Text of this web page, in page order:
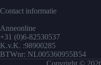
Contact informatie
Anneonline
+31 (0)6-82530537
K.v.K. :98900285
BTWnr: NL005360955B54